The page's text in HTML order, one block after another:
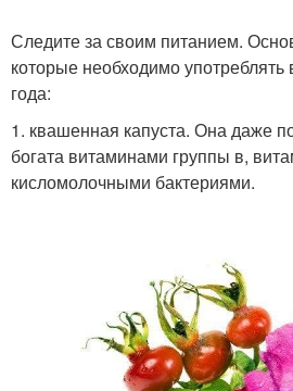
Следите за своим питанием.
которые необходимо
года:
1. квашенная капуста. Она даже
богата витаминами группы в,
кисломолочными бактериями.